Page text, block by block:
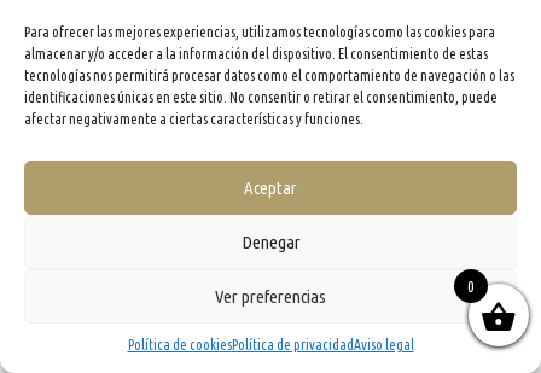
Para ofrecer las mejores experiencias, utilizamos tecnologías como las cookies para
almacenar y/o acceder a la información del dispositivo. El consentimiento de estas
tecnologías nos permitirá procesar datos como el comportamiento de navegación o las
identificaciones únicas en este sitio. No consentir o retirar el consentimiento, puede
afectar negativamente a ciertas características y funciones.
Aceptar
Denegar
Ver preferencias
Política de cookiesPolítica de privacidadAviso legal
0